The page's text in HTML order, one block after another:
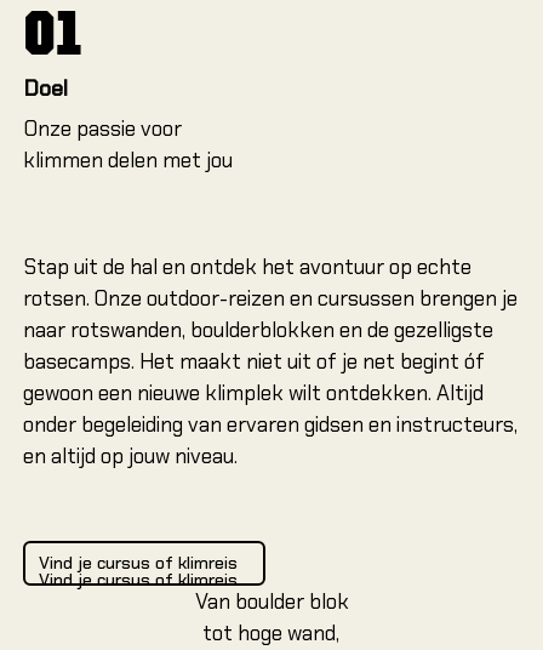
Alles
01
Doel
Onze passie voor
klimmen delen met jou
Stap uit de hal en ontdek het avontuur op echte
rotsen. Onze outdoor-reizen en cursussen brengen je
naar rotswanden, boulderblokken en de gezelligste
basecamps. Het maakt niet uit of je net begint óf
gewoon een nieuwe klimplek wilt ontdekken. Altijd
onder begeleiding van ervaren gidsen en instructeurs,
en altijd op jouw niveau.
Vind je cursus of klimreis
Vind je cursus of klimreis
Vind je cursus of klimreis
Van boulder blok
tot hoge wand,